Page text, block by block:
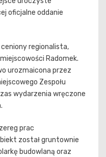
oficjalne oddanie
regionalista,
Radomek.
urozmaicona przez
Zespołu
wydarzenia wręczone
prac
został gruntownie
budowlaną oraz